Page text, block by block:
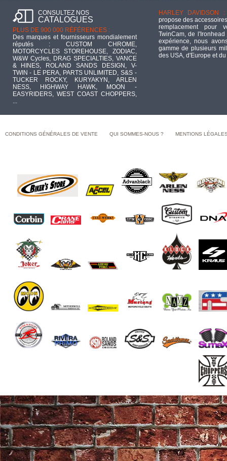
CONSULTEZ NOS
CATALOGUES
PLUS DE 900 000 RÉFÉRENCES :
Des marques et fournisseurs mondialement
réputés : CUSTOM CHROME,
MOTORCYCLES STOREHOUSE, ZODIAC,
W&W Cycles, DRAG SPECIALTIES, VANCE
& HINES, ROLAND SANDS DESIGN, V-
TWIN - LE PERA, PARTS UNLIMITED, S&S -
TUCKER ROCKY, KURYAKYN, ARLEN
NESS, HIGHWAY HAWK, MOON -
EASYRIDERS, WEST COAST CHOPPERS,
...
HARLEY DAVIDSON :
propose des
remplacement pour
TwinCam, de
expérience, nous
gamme de plusieurs
des USA, d'Europe et
CONDITIONS GÉNÉRALES DE VENTE QUI SOMMES-NOUS ? MENTIONS
End of Gallery